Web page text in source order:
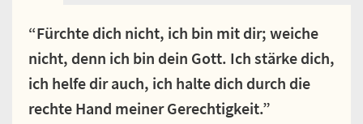
“Fürchte dich nicht, ich bin mit dir; weiche
nicht, denn ich bin dein Gott. Ich stärke dich,
ich helfe dir auch, ich halte dich durch die
rechte Hand meiner Gerechtigkeit.”